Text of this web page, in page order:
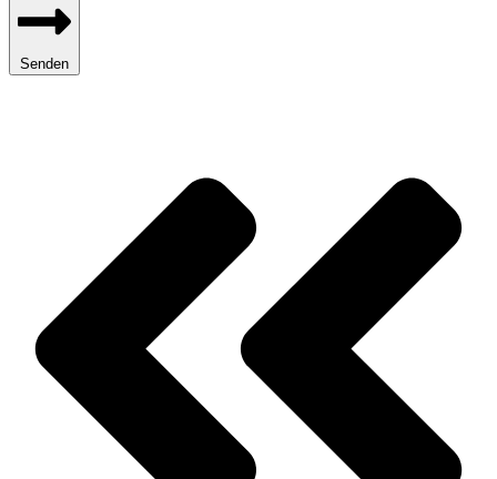
Senden